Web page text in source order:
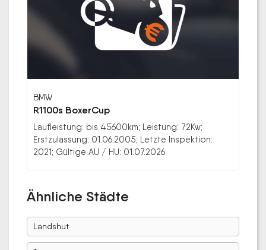
BMW
R1100s BoxerCup
Laufleistung: bis 45600km; Leistung: 72Kw;
Erstzulassung: 01.06.2005; Letzte Inspektion:
2021; Gültige AU / HU: 01.07.2026
Ähnliche Städte
Landshut